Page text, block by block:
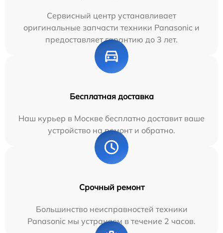
Сервисный центр устанавливает
оригинальные запчасти техники Panasonic и
предоставляет гарантию до 3 лет.
Бесплатная доставка
Наш курьер в Москве бесплатно доставит ваше
устройство на ремонт и обратно.
Срочный ремонт
Большинство неисправностей техники
Panasonic мы устраняем в течение 2 часов.